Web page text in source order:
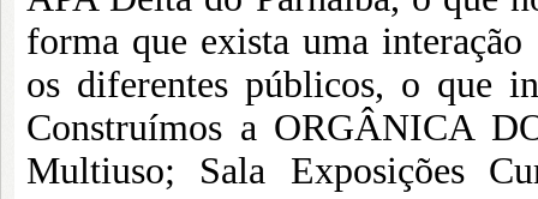
forma que exista uma
os diferentes públicos, o que
Construímos a ORGÂNICA
Multiuso; Sala Exposições